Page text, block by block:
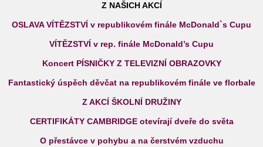
Z NAŠICH AKCÍ
OSLAVA VÍTĚZSTVÍ v republikovém finále McDonald`s Cupu
VÍTĚZSTVÍ v rep. finále McDonald’s Cupu
Koncert PÍSNIČKY Z TELEVIZNÍ OBRAZOVKY
Fantastický úspěch děvčat na republikovém finále ve florbale
Z AKCÍ ŠKOLNÍ DRUŽINY
CERTIFIKÁTY CAMBRIDGE otevírají dveře do světa
O přestávce v pohybu a na čerstvém vzduchu